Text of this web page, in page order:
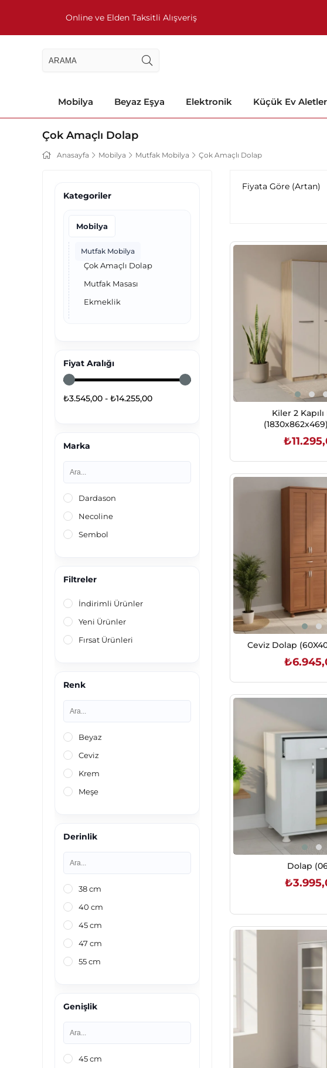
Online ve Elden Taksitli Alışveriş
Mobilya Beyaz Eşya Elektronik Küçük Ev
Çok Amaçlı Dolap
Anasayfa Mobilya Mutfak Mobilya Çok Amaçlı Dolap
Kategoriler
Mobilya
Mutfak Mobilya
Çok Amaçlı Dolap
Mutfak Masası
Ekmeklik
Fiyat Aralığı
₺3.545,00 - ₺14.255,00
Marka
Dardason
Necoline
Sembol
Filtreler
İndirimli Ürünler
Yeni Ürünler
Fırsat Ürünleri
Renk
Beyaz
Ceviz
Krem
Meşe
Derinlik
38 cm
40 cm
45 cm
47 cm
55 cm
Genişlik
45 cm
Fiyata Göre (Artan)
Kiler 2
Ceviz Dolap
Dolap